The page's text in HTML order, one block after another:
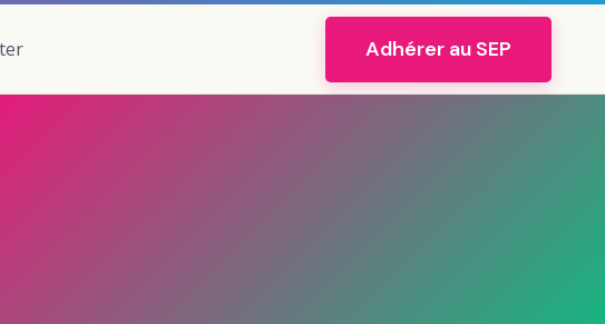
Adhérer au SEP